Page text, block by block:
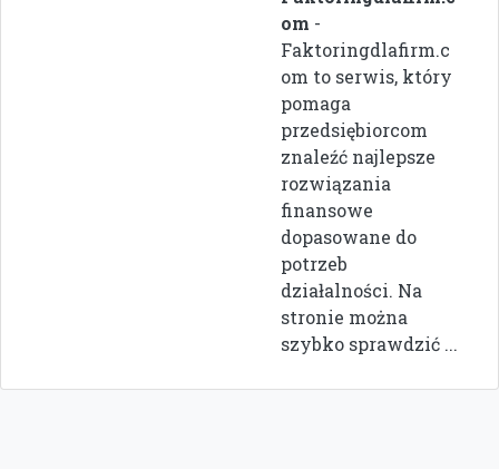
om -
Faktoringdlafirm.c
om to serwis, który
pomaga
przedsiębiorcom
znaleźć najlepsze
rozwiązania
finansowe
dopasowane do
potrzeb
działalności. Na
stronie można
szybko sprawdzić ...